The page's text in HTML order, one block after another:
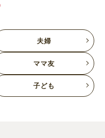
夫婦
ママ友
子ども